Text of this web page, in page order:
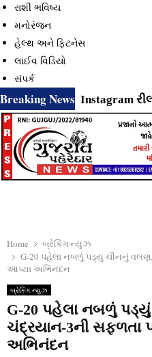
રાશી ભવિષ્ય
મનોરંજન
હેલ્થ અને ફિટનેસ
લાઈવ વિડિયો
સંપર્ક
Breaking News
⇝ Instagram રીલ્સ
Home
બ્રેકિંગ ન્યુઝ
G-20 પહેલા નબળું પડ્યું ચીનનું
આપ્યા અભિનંદન
બ્રેકિંગ ન્યુઝ
G-20 પહેલા નબળું
ચંદ્રયાન-3ની સફળતા
અભિનંદન